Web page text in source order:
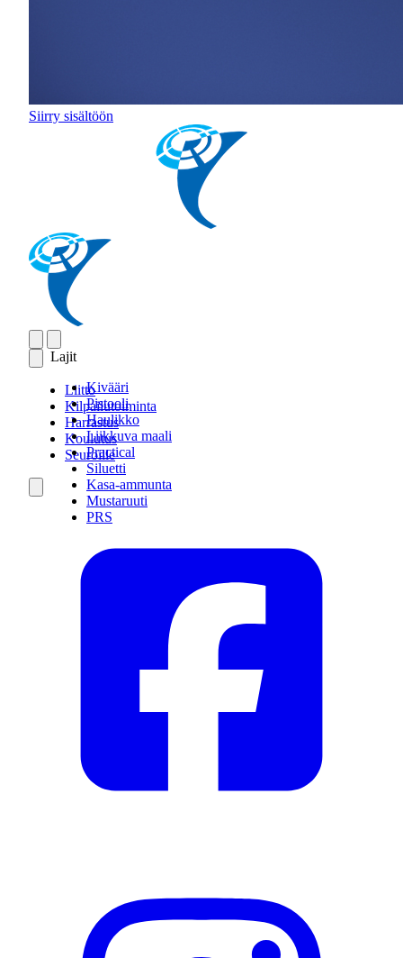
Siirry sisältöön
Lajit
Kivääri
Pistooli
Haulikko
Liikkuva maali
Practical
Siluetti
Kasa-ammunta
Mustaruuti
PRS
Liitto
Kilpailutoiminta
Harrastus
Koulutus
Seuroille